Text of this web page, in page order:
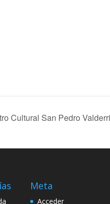
Cultural San Pedro
Meta
Acceder